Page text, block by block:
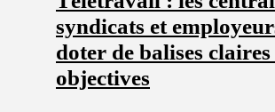
syndicats et
doter de balises claires
objectives